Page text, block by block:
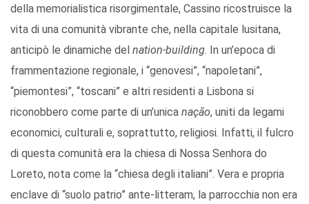
della memorialistica risorgimentale, Cassino ricostruisce la
vita di una comunità vibrante che, nella capitale lusitana,
anticipò le dinamiche del nation-building. In un’epoca di
frammentazione regionale, i “genovesi”, “napoletani”,
“piemontesi”, “toscani” e altri residenti a Lisbona si
riconobbero come parte di un’unica nação, uniti da legami
economici, culturali e, soprattutto, religiosi. Infatti, il fulcro
di questa comunità era la chiesa di Nossa Senhora do
Loreto, nota come la “chiesa degli italiani”. Vera e propria
enclave di “suolo patrio” ante-litteram, la parrocchia non era